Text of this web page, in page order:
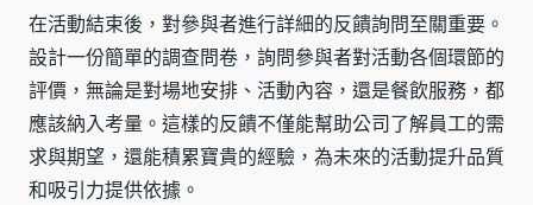
在活動結束後，對參與者進行詳細的反饋詢問至關重要。
設計一份簡單的調查問卷，詢問參與者對活動各個環節的
評價，無論是對場地安排、活動內容，還是餐飲服務，都
應該納入考量。這樣的反饋不僅能幫助公司了解員工的需
求與期望，還能積累寶貴的經驗，為未來的活動提升品質
和吸引力提供依據。